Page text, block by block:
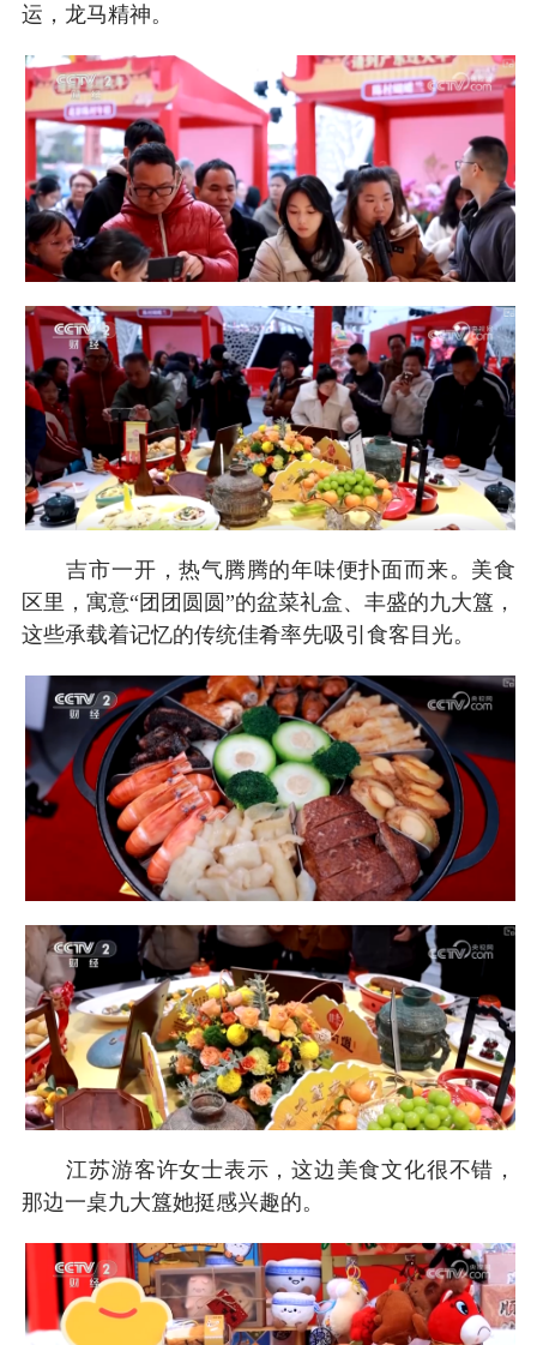
运，龙马精神。
吉市一开，热气腾腾的年味便扑面而来。美食
区里，寓意“团团圆圆”的盆菜礼盒、丰盛的九大簋，
这些承载着记忆的传统佳肴率先吸引食客目光。
江苏游客许女士表示，这边美食文化很不错，
那边一桌九大簋她挺感兴趣的。